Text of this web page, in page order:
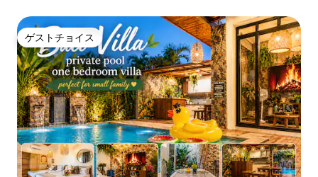
ゲストチョイス
ゲストチョイス